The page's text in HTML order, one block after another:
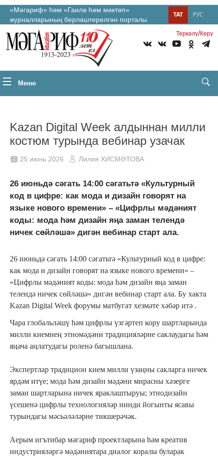
«Мәгариф» һәм «Гаилә һәм мәктәп»
журналларының берләштерелгән порталы
РУС
ТАТ
Теркəлү/Керү
Меню
Kazan Digital Week алдыннан милли
костюм турында вебинар узачак
25 июнь 2026 Лилия ХИСМӘТОВА
26 июньдә сәгать 14:00 сәгатьтә «Культурный
код в цифре: как мода и дизайн говорят на
языке нового времени» – «Цифрлы мәдәният
коды: мода һәм дизайн яңа заман телендә
ничек сөйләшә» дигән вебинар старт ала.
26 июньдә сәгать 14:00 сәгатьтә «Культурный код в цифре:
как мода и дизайн говорят на языке нового времени» –
«Цифрлы мәдәният коды: мода һәм дизайн яңа заман
телендә ничек сөйләшә» дигән вебинар старт ала. Бу хакта
Kazan Digital Week форумы матбугат хезмәте хәбәр итә .
Чара глобальләшү һәм цифрлы үзгәртеп кору шартларында
милли киемнең этномәдәни традицияләрне саклаудагы һәм
яңача аңлатудагы роленә багышлана.
Экспертлар традицион кием милли үзаңны сакларга ничек
ярдәм итүе; мода һәм дизайн мәдәни мирасны хәзерге
заман шартларына ничек яраклаштыруы; этнодизайн
үсешенә цифрлы технологияләр нинди йогынты ясавы
турындагы мәсьәләләрне тикшерәчәк.
Аерым игътибар мәгариф проектларына һәм креатив
индустрияләргә мәдәниятара диалог коралы буларак